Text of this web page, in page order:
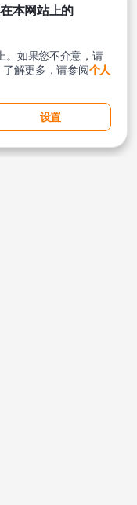
本网站上的
。如果您不介意，请
了解更多，请参阅个人
设置